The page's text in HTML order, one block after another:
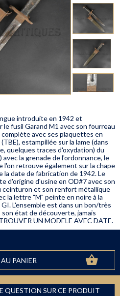
introduite en 1942 et
fusil Garand M1 avec son fourreau
avec ses plaquettes en
estampillée sur la lame (dans
quelques traces d'oxydation) du
la grenade de l'ordonnance, le
l'on retrouve également sur la chape
la date de fabrication de 1942. Le
d'origine d'usine en OD#7 avec son
ceinturon et son renfort métallique
la lettre "M" peinte en noire à la
L'ensemble est dans un bon/très
état de découverte, jamais
UN MODELE AVEC DATE.
PANIER
QUESTION SUR CE PRODUIT